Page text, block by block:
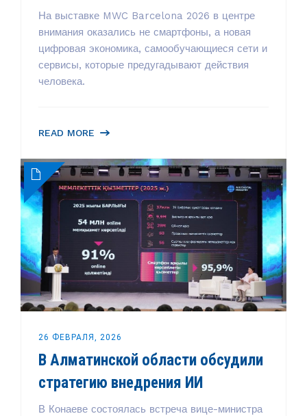
На выставке MWC Barcelona 2026 в центре
внимания оказались не смартфоны, а новая
цифровая экономика, самообучающиеся сети и
сервисы, которые предугадывают действия
человека.
READ MORE
26 ФЕВРАЛЯ, 2026
В Алматинской области обсудили
стратегию внедрения ИИ
В Конаеве состоялась встреча вице-министра